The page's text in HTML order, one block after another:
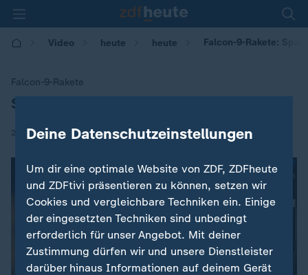
Video heute heute Falcon-9-Rakete:
Falcon-9-Rakete
:
SpaceX schießt Satelliten ins All
23.12.2017 | 10:58
Deine Datenschutzeinstellungen
Um dir eine optimale Website von ZDF, ZDFheute
und ZDFtivi präsentieren zu können, setzen wir
Cookies und vergleichbare Techniken ein. Einige
der eingesetzten Techniken sind unbedingt
erforderlich für unser Angebot. Mit deiner
Zustimmung dürfen wir und unsere Dienstleister
darüber hinaus Informationen auf deinem Gerät